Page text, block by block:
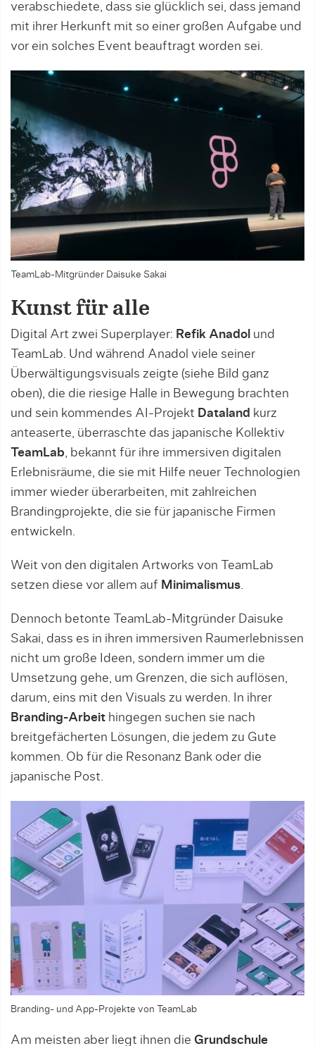
verabschiedete, dass sie glücklich sei, dass jemand
mit ihrer Herkunft mit so einer großen Aufgabe und
vor ein solches Event beauftragt worden sei.
TeamLab-Mitgründer Daisuke Sakai
Kunst für alle
Digital Art zwei Superplayer: Refik Anadol und
TeamLab. Und während Anadol viele seiner
Überwältigungsvisuals zeigte (siehe Bild ganz
oben), die die riesige Halle in Bewegung brachten
und sein kommendes AI-Projekt Dataland kurz
anteaserte, überraschte das japanische Kollektiv
TeamLab, bekannt für ihre immersiven digitalen
Erlebnisräume, die sie mit Hilfe neuer Technologien
immer wieder überarbeiten, mit zahlreichen
Brandingprojekte, die sie für japanische Firmen
entwickeln.
Weit von den digitalen Artworks von TeamLab
setzen diese vor allem auf Minimalismus.
Dennoch betonte TeamLab-Mitgründer Daisuke
Sakai, dass es in ihren immersiven Raumerlebnissen
nicht um große Ideen, sondern immer um die
Umsetzung gehe, um Grenzen, die sich auflösen,
darum, eins mit den Visuals zu werden. In ihrer
Branding-Arbeit hingegen suchen sie nach
breitgefächerten Lösungen, die jedem zu Gute
kommen. Ob für die Resonanz Bank oder die
japanische Post.
Branding- und App-Projekte von TeamLab
Am meisten aber liegt ihnen die Grundschule